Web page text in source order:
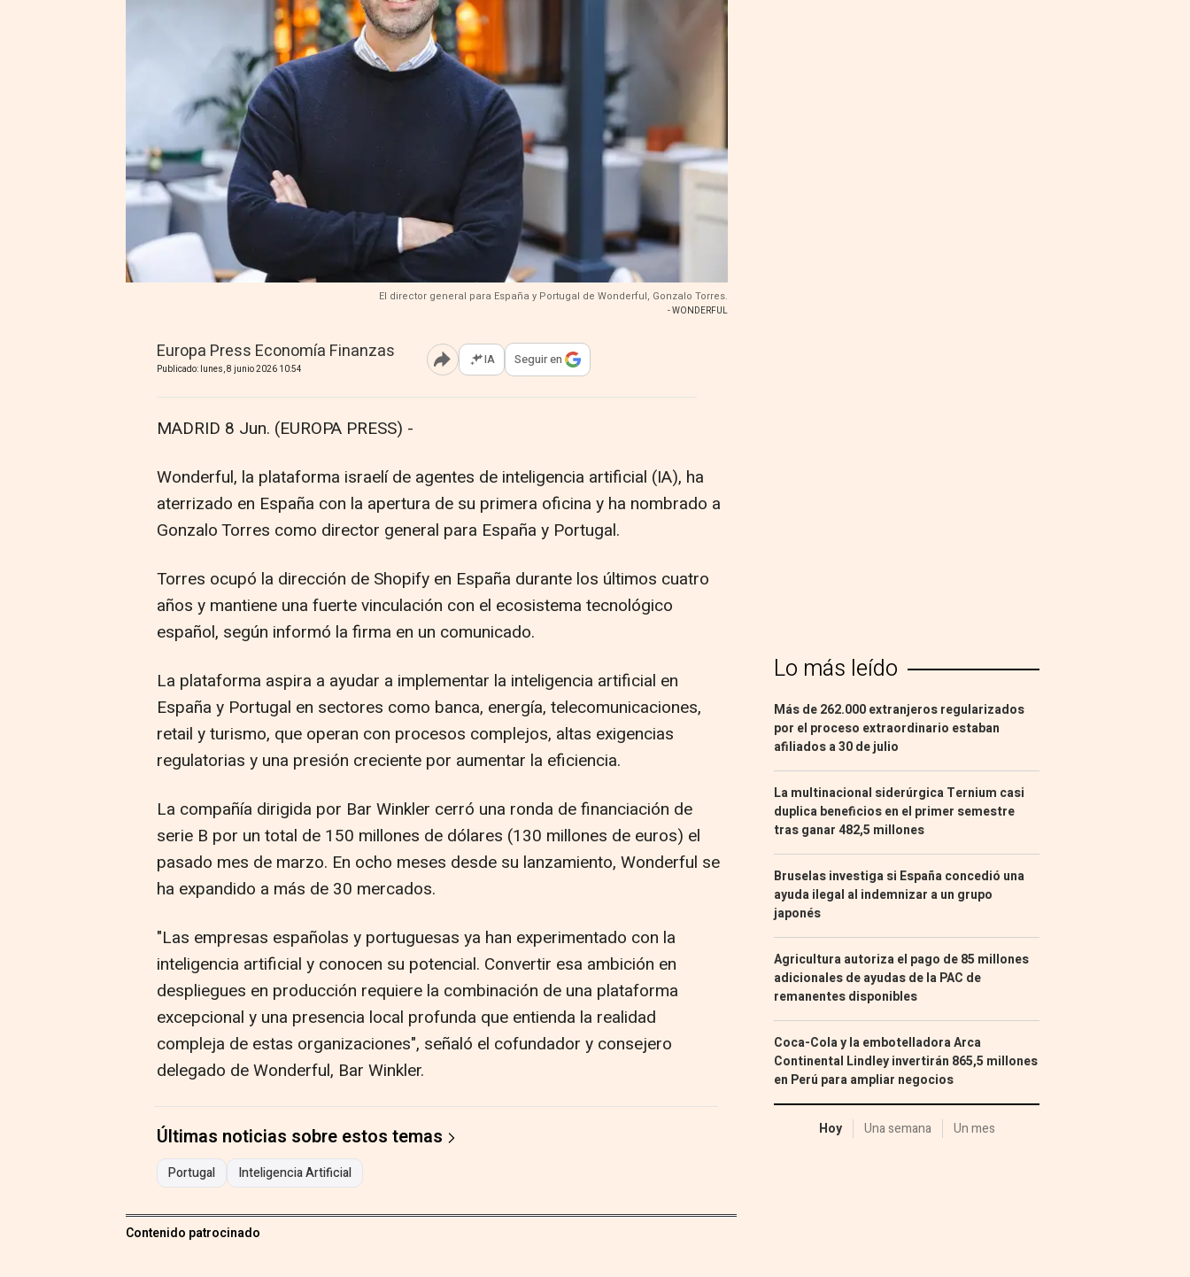
El director general para España y Portugal de Wonderful, Gonzalo Torres.
- WONDERFUL
Europa Press Economía Finanzas
Publicado: lunes, 8 junio 2026 10:54 Abrir opciones para compartir
IA Seguir en
MADRID 8 Jun. (EUROPA PRESS) -
Wonderful, la plataforma israelí de agentes de inteligencia artificial (IA), ha
aterrizado en España con la apertura de su primera oficina y ha nombrado a
Gonzalo Torres como director general para España y Portugal.
Torres ocupó la dirección de Shopify en España durante los últimos cuatro
años y mantiene una fuerte vinculación con el ecosistema tecnológico
español, según informó la firma en un comunicado.
La plataforma aspira a ayudar a implementar la inteligencia artificial en
España y Portugal en sectores como banca, energía, telecomunicaciones,
retail y turismo, que operan con procesos complejos, altas exigencias
regulatorias y una presión creciente por aumentar la eficiencia.
La compañía dirigida por Bar Winkler cerró una ronda de financiación de
serie B por un total de 150 millones de dólares (130 millones de euros) el
pasado mes de marzo. En ocho meses desde su lanzamiento, Wonderful se
ha expandido a más de 30 mercados.
"Las empresas españolas y portuguesas ya han experimentado con la
inteligencia artificial y conocen su potencial. Convertir esa ambición en
despliegues en producción requiere la combinación de una plataforma
excepcional y una presencia local profunda que entienda la realidad
compleja de estas organizaciones", señaló el cofundador y consejero
delegado de Wonderful, Bar Winkler.
Últimas noticias sobre estos temas
Portugal Inteligencia Artificial
Contenido patrocinado
Lo más leído
Más de 262.000 extranjeros regularizados
por el proceso extraordinario estaban
afiliados a 30 de julio
La multinacional siderúrgica Ternium casi
duplica beneficios en el primer semestre
tras ganar 482,5 millones
Bruselas investiga si España concedió una
ayuda ilegal al indemnizar a un grupo
japonés
Agricultura autoriza el pago de 85 millones
adicionales de ayudas de la PAC de
remanentes disponibles
Coca-Cola y la embotelladora Arca
Continental Lindley invertirán 865,5 millones
en Perú para ampliar negocios
Hoy Una semana Un mes